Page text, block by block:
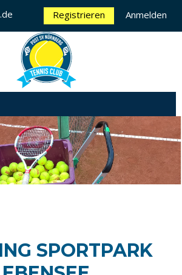
Registrieren Anmelden
SPORTPARK